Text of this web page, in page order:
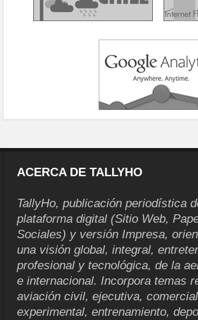
ACERCA DE TALLYHO
TallyHo, publicación periodística
plataforma digital (Sitio Web,
Sociales) y versión Impresa,
una visión global, integral,
profesional y tecnológica, de la
e internacional. Incorpora temas
aviación civil, ejecutiva,
experimental, entrenamiento,